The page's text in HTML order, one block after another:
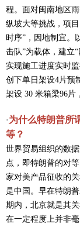
程。面对闽南地区
纵坡大等挑战，项
时序”，因地制宜。
击队”为载体，建立
实现施工进度实时
创下单日架设4片预
架设 30 米箱梁96片
·为什么特朗普所
等？
世界贸易组织的数
点，即特朗普的对
家对美产品征收的
是中国。早在特朗
期内，北京就是其
在一定程度上并非